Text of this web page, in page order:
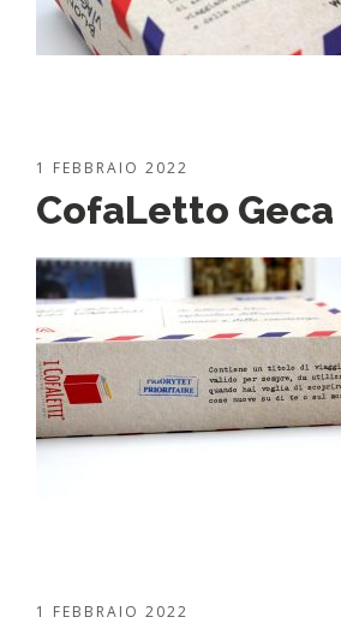
1 FEBBRAIO 2022
CofaLetto Geca
1 FEBBRAIO 2022